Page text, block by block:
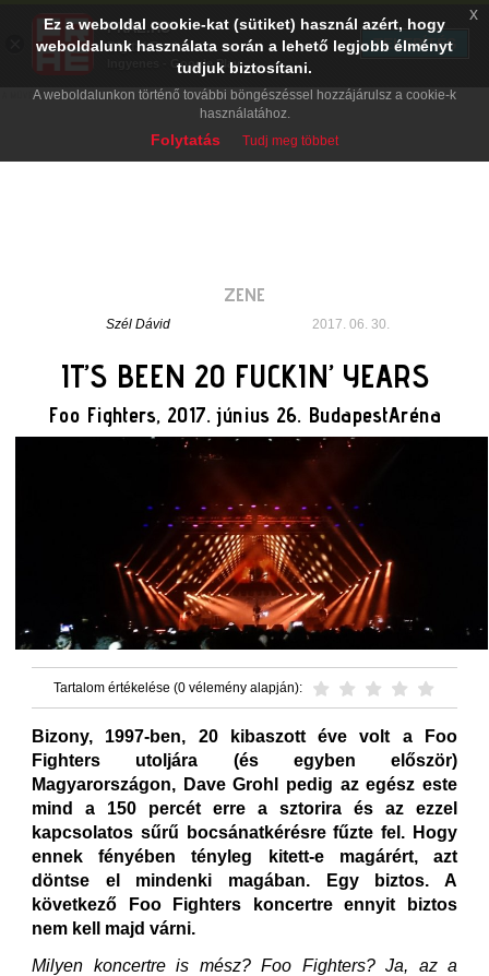
ZENE
Szél Dávid 2017. 06. 30.
IT’S BEEN 20 FUCKIN’ YEARS
Foo Fighters, 2017. június 26. BudapestAréna
Tartalom értékelése (0 vélemény alapján):
Bizony, 1997-ben, 20 kibaszott éve volt a Foo
Fighters utoljára (és egyben először)
Magyarországon, Dave Grohl pedig az egész este
mind a 150 percét erre a sztorira és az ezzel
kapcsolatos sűrű bocsánatkérésre fűzte fel. Hogy
ennek fényében tényleg kitett-e magárért, azt
döntse el mindenki magában. Egy biztos. A
következő Foo Fighters koncertre ennyit biztos
nem kell majd várni.
Milyen koncertre is mész? Foo Fighters? Ja, az a
Ez a weboldal cookie-kat (sütiket) használ azért, hogy
weboldalunk használata során a lehető legjobb élményt
tudjuk biztosítani.
A weboldalunkon történő további böngészéssel hozzájárulsz a cookie-k
használatához.
Folytatás Tudj meg többet
x
PRAE.HU
Digital Evolution
Ingyenes - Google Play
TELEPÍTÉS